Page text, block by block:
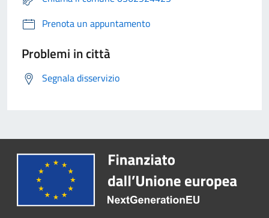
Prenota un appuntamento
Problemi in città
Segnala disservizio